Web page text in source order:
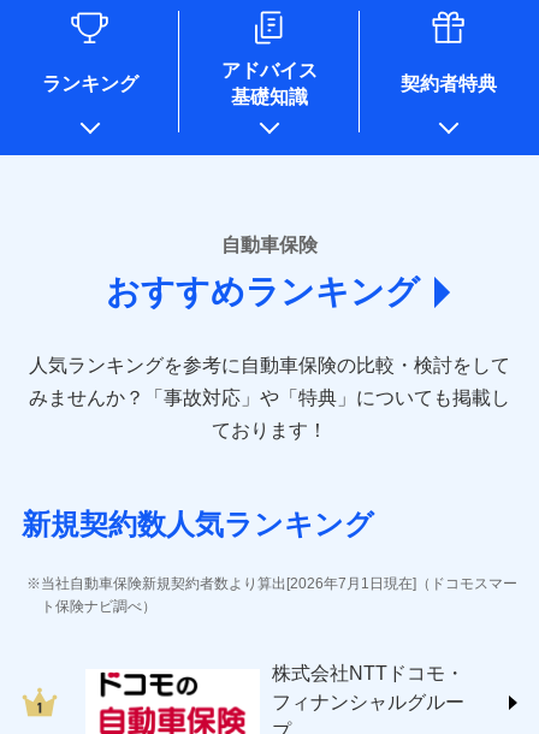
るために利用させていただくことがあります。）
各種セミナーの開催のため
コンサルティングサービスの実施のため
アンケートやキャンペーン等の実施のため
上記に係る案内・手続き・管理等付帯業務を行うため
* 当社が委託を受けている保険会社の情報は、保険会社のホ
ームページに掲載しておりますので、ご確認ください。
あいおいニッセイ同和損害保険株式会社
(https://www.aioinissaydowa.co.jp/)
アクサ損害保険株式会社 (https://www.axa-
direct.co.jp/)
sompo.co.jp/)
東京海上ダイレクト損害保険株式会社 (https://www.e-
AIG損害保険株式会社 (https://www.aig.co.jp/sonpo)
ジェイアイ傷害火災保険株式会社
ソニー損害保険株式会社
(https://www.sonysonpo.co.jp/)
ＳＯＭＰＯダイレクト損害保険株式会社
(https://www.sompo-direct.co.jp/)
ランキング
アドバイス
基礎知識
契約者特典
自動車保険
おすすめランキング
人気ランキングを参考に自動車保険の比較・検討をして
みませんか？
「事故対応」や「特典」についても掲載し
ております！
新規契約数人気ランキング
当社自動車保険新規契約者数より算出[2026年7月1日現在]（ドコモスマー
ト保険ナビ調べ）
株式会社NTTドコモ・
フィナンシャルグルー